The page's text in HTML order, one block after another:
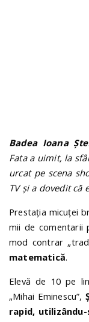
Badea Ioana
Fata a uimit, la
urcat pe scena
TV și a dovedit că
Prestația micuței
mii de comentarii
mod contrar
matematică.
Elevă de 10 pe
„Mihai Eminescu”,
rapid,